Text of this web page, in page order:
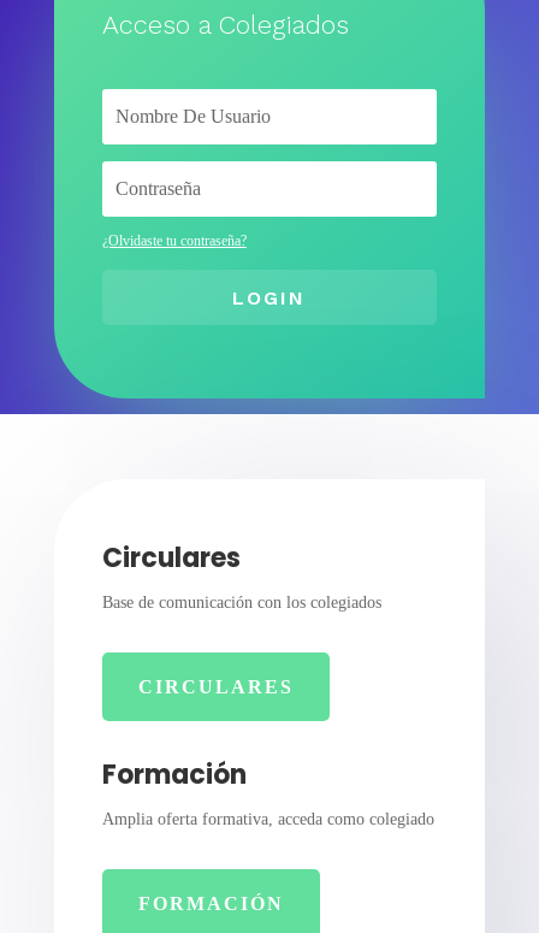
Acceso a Colegiados
¿Olvidaste tu contraseña?
LOGIN
Circulares
Base de comunicación con los colegiados
CIRCULARES
Formación
Amplia oferta formativa, acceda como colegiado
FORMACIÓN